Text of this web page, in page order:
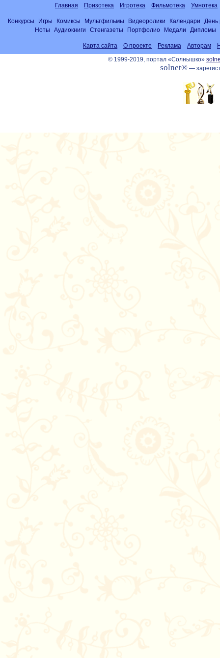
Главная Призотека Игротека Фильмотека Умнотека
Конкурсы Игры Комиксы Мультфильмы Видеоролики Календари
День
Ноты
Аудиокниги Стенгазеты Портфолио Медали Дипломы
Карта сайта О проекте Реклама Авторам
© 1999-2019, портал «Солнышко»
solnet®—